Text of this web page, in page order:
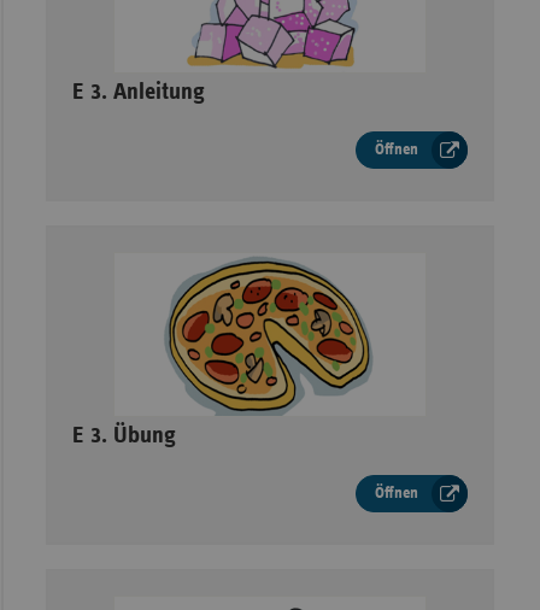
–
E 3. Anleitung
Öffnen
–E 3. Übung
Öffnen